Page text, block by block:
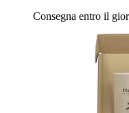
Consegna entro il